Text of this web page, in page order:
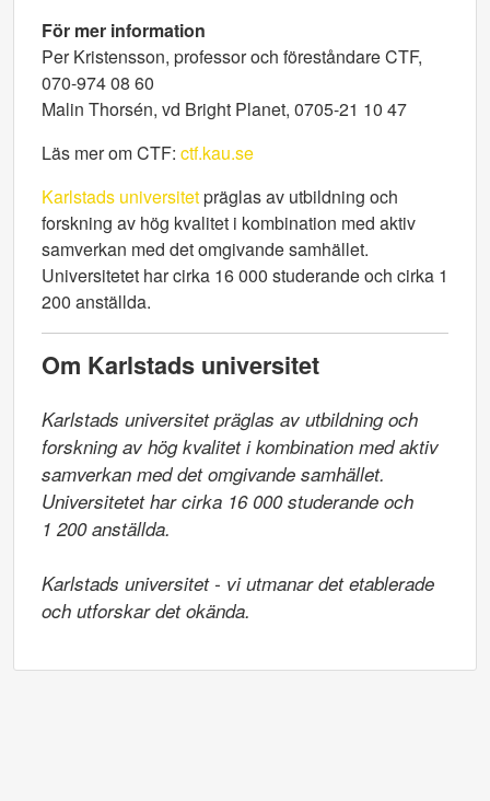
För mer information
Per Kristensson, professor och föreståndare CTF,
070-974 08 60
Malin Thorsén, vd Bright Planet, 0705-21 10 47
Läs mer om CTF: ctf.kau.se
Karlstads universitetpräglas av utbildning och
forskning av hög kvalitet i kombination med aktiv
samverkan med det omgivande samhället.
Universitetet har cirka 16 000 studerande och cirka 1
200 anställda.
Om Karlstads universitet
Karlstads universitet präglas av utbildning och
forskning av hög kvalitet i kombination med aktiv
samverkan med det omgivande samhället.
Universitetet har cirka 16 000 studerande och
1 200 anställda.
Karlstads universitet - vi utmanar det etablerade
och utforskar det okända.